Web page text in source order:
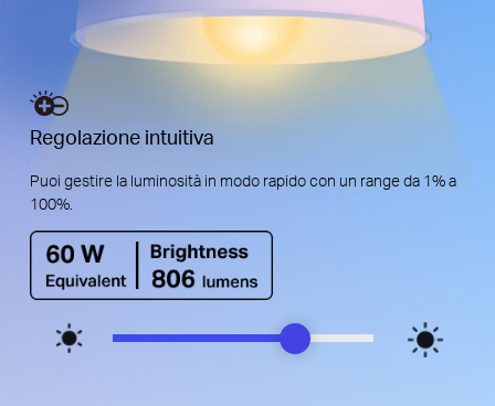
Regolazione intuitiva
Puoi gestire la luminosità in modo rapido con un range da 1% a
100%.